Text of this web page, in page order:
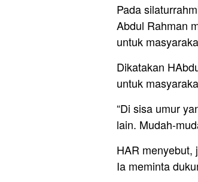
Pada
Abdul Rahman
untuk
Dikatakan
untuk
“Di sisa umur
lain. Mudah-
HAR menyebut,
Ia meminta